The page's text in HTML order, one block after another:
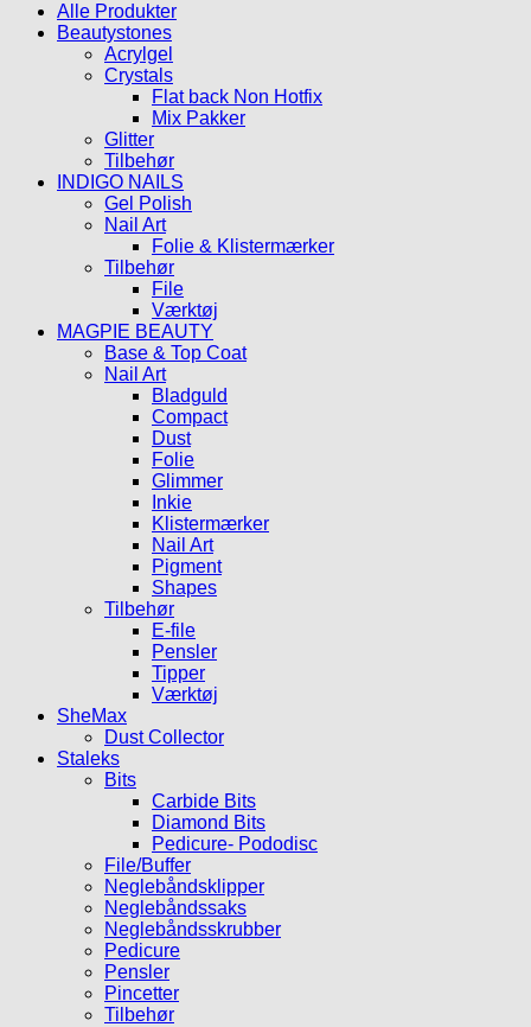
47.00kr..37.00kr..
Alle Produkter
Beautystones
Acrylgel
Crystals
Flat back Non Hotfix
Mix Pakker
Glitter
Tilbehør
INDIGO NAILS
Gel Polish
Nail Art
Folie & Klistermærker
Tilbehør
File
Værktøj
MAGPIE BEAUTY
Base & Top Coat
Nail Art
Bladguld
Compact
Dust
Folie
Glimmer
Inkie
Klistermærker
Nail Art
Pigment
Shapes
Tilbehør
E-file
Pensler
Tipper
Værktøj
SheMax
Dust Collector
Staleks
Bits
Carbide Bits
Diamond Bits
Pedicure- Pododisc
File/Buffer
Neglebåndsklipper
Neglebåndssaks
Neglebåndsskrubber
Pedicure
Pensler
Pincetter
Tilbehør